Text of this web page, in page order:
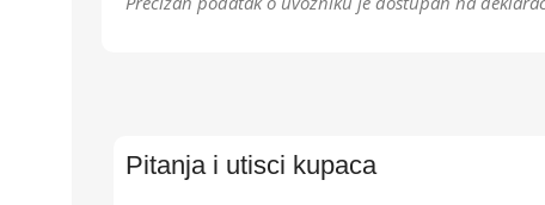
Pitanja i utisci kupaca